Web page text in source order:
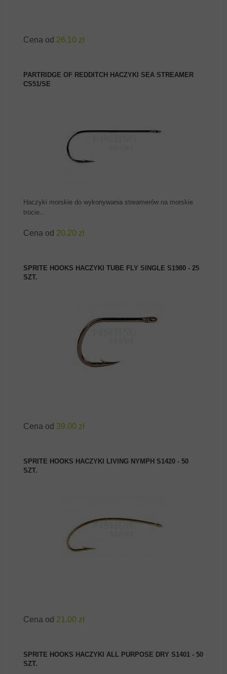
Cena od 26.10 zł
PARTRIDGE OF REDDITCH HACZYKI SEA STREAMER
CS51/SE
Haczyki morskie do wykonywania streamerów na morskie
trocie...
Cena od 20.20 zł
SPRITE HOOKS HACZYKI TUBE FLY SINGLE S1980 - 25
SZT.
ZOBACZ PRODUKT
Cena od 39.00 zł
SPRITE HOOKS HACZYKI LIVING NYMPH S1420 - 50
SZT.
Cena od 21.00 zł
SPRITE HOOKS HACZYKI ALL PURPOSE DRY S1401 - 50
SZT.